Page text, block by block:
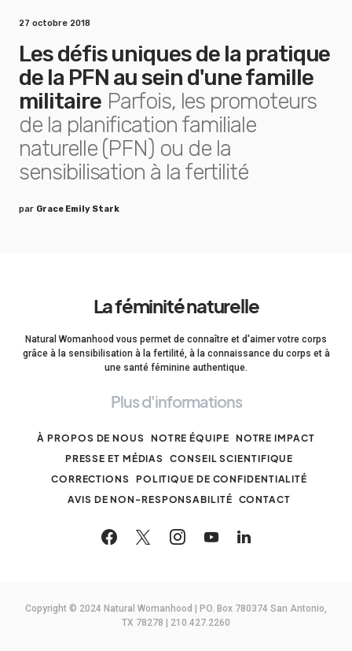
27 octobre 2018
Les défis uniques de la pratique
de la PFN au sein d'une famille
militaire Parfois, les promoteurs
de la planification familiale
naturelle (PFN) ou de la
sensibilisation à la fertilité
par Grace Emily Stark
La féminité naturelle
Natural Womanhood vous permet de connaître et d'aimer votre corps
grâce à la sensibilisation à la fertilité, à la connaissance du corps et à
une santé féminine authentique.
Plus d'informations
À PROPOS DE NOUS NOTRE ÉQUIPE NOTRE IMPACT
PRESSE ET MÉDIAS
CONSEIL SCIENTIFIQUE
CORRECTIONS POLITIQUE DE CONFIDENTIALITÉ
AVIS DE NON-RESPONSABILITÉ CONTACT
Copyright © 2024 Natural Womanhood | PO. Box 780374 San Antonio,
TX 78278 | 210.427.2260